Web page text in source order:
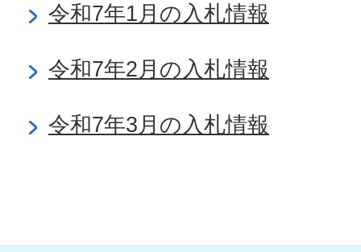
令和7年1月の入札情報
令和7年2月の入札情報
令和7年3月の入札情報